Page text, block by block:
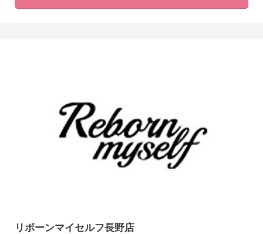
リボーンマイセルフ長野店